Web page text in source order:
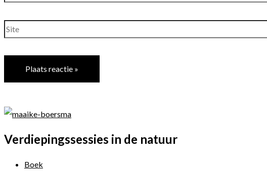
Site
Verdiepingssessies in de natuur
Boek